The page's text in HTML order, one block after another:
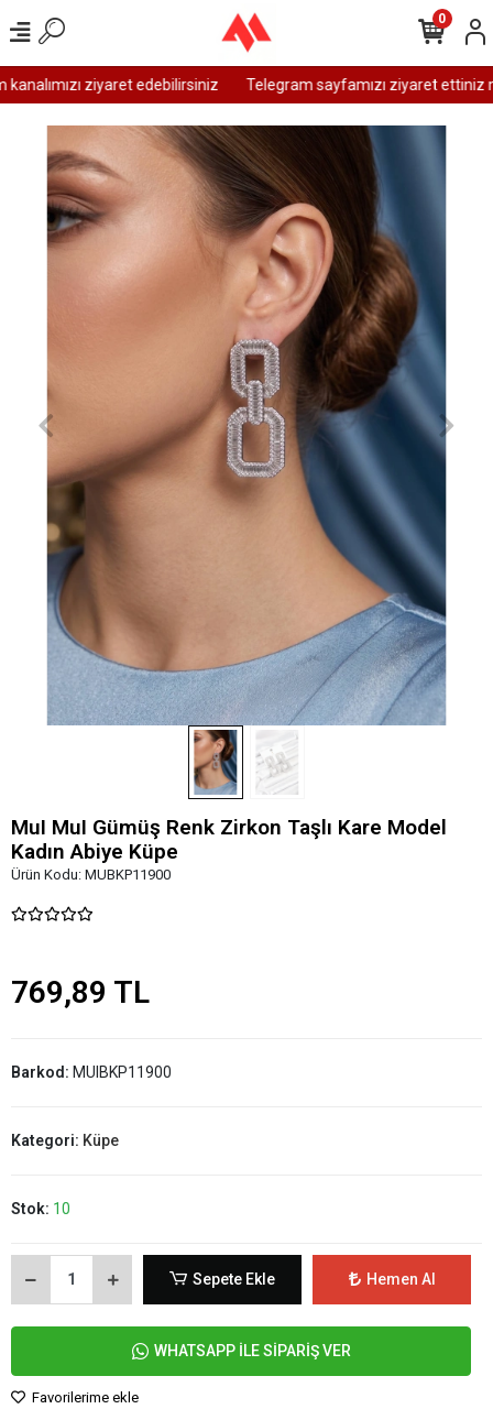
ziyaret edebilirsiniz Telegram sayfamızı ziyaret ettiniz
0
MuI MuI Gümüş Renk Zirkon Taşlı Kare Model
Kadın Abiye Küpe
Ürün Kodu: MUBKP11900
769,89 TL
Barkod: MUIBKP11900
Kategori: Küpe
Stok: 10
Sepete Ekle Hemen Al
WHATSAPP İLE SİPARİŞ VER
Favorilerime ekle